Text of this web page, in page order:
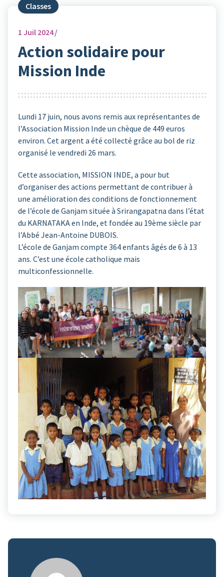
Classes
1 Juil 2024
Action solidaire pour
Mission Inde
Lundi 17 juin, nous avons remis aux représentantes de
l’Association Mission Inde un chèque de 449 euros
environ. Cet argent a été collecté grâce au bol de riz
organisé le vendredi 26 mars.
Cette association, MISSION INDE, a pour but
d’organiser des actions permettant de contribuer à
une amélioration des conditions de fonctionnement
de l’école de Ganjam située à Srirangapatna dans l’état
du KARNATAKA en Inde, et fondée au 19ème siècle par
l’Abbé Jean-Antoine DUBOIS.
L’école de Ganjam compte 364 enfants âgés de 6 à 13
ans. C’est une école catholique mais
multiconfessionnelle.